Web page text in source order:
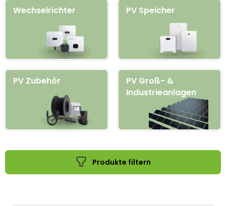
Wechselrichter PV Speicher
PV Zubehör
PV Groß- &
Industrieanlagen
Produkte filtern